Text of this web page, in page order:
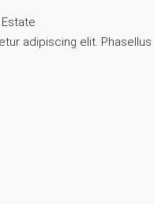
adipiscing elit. Phasellus